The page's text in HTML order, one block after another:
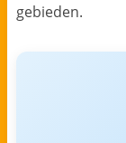
gebieden.